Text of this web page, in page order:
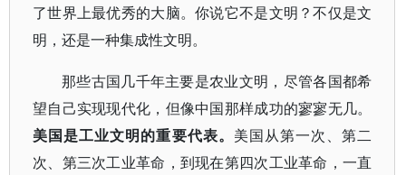
了世界上最优秀的大脑。你说它不是文明？不仅是文
明，还是一种集成性文明。
那些古国几千年主要是农业文明，尽管各国都希
望自己实现现代化，但像中国那样成功的寥寥无几。
美国是工业文明的重要代表。 美国从第一次、第二
次、第三次工业革命，到现在第四次工业革命，一直